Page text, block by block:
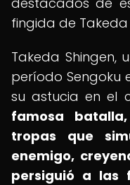
fingida de Takeda
Takeda Shingen,
período Sengoku
su astucia en el
famosa
tropas que
enemigo,
persiguió a las